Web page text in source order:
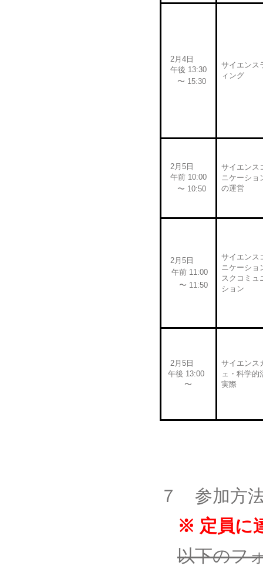
2月4日
午後 13:30
〜 15:30
サイエンス
ィング
2月5日
午前 10:00
〜 10:50
サイエンス
ニケーショ
の運営
2月5日
午前 11:00
〜 11:50
サイエンス
ニケーショ
スクコミュ
ション
2月5日
午後 13:00
〜
サイエンス
ェ・科学的
実際
７ 参加方
※ 定員に
以下のフ